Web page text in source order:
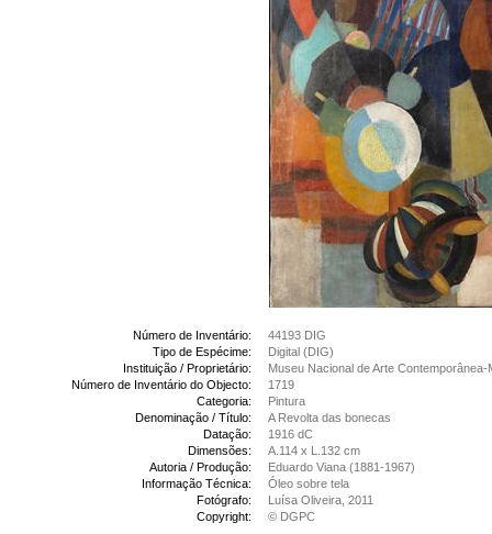
Número de Inventário:
44193 DIG
Tipo de Espécime:
Digital (DIG)
Instituição / Proprietário:
Museu Nacional de Arte Contemporânea-
Número de Inventário do Objecto:
1719
Categoria:
Pintura
Denominação / Título:
A Revolta das bonecas
Datação:
1916 dC
Dimensões:
A.114 x L.132 cm
Autoria / Produção:
Eduardo Viana (1881-1967)
Informação Técnica:
Óleo sobre tela
Fotógrafo:
Luísa Oliveira, 2011
Copyright:
© DGPC